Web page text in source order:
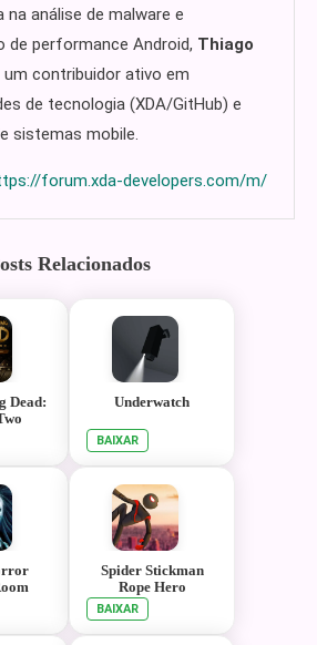
na análise de malware e
de performance Android, Thiago
um contribuidor ativo em
de tecnologia (XDA/GitHub) e
sistemas mobile.
forum.xda-developers.com/m/
Relacionados
Dead:
Underwatch
BAIXAR
Spider Stickman
Rope Hero
BAIXAR